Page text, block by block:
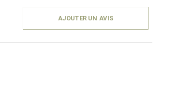
AJOUTER UN AVIS